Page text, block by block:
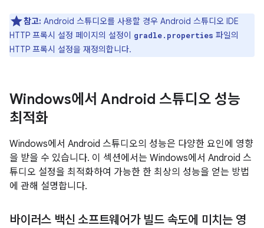
참고: Android 스튜디오를 사용할 경우 Android 스튜디오 IDE
HTTP 프록시 설정 페이지의 설정이 gradle.properties 파일의
HTTP 프록시 설정을 재정의합니다.
Windows에서 Android 스튜디오 성능
최적화
Windows에서 Android 스튜디오의 성능은 다양한 요인에 영향
을 받을 수 있습니다. 이 섹션에서는 Windows에서 Android 스
튜디오 설정을 최적화하여 가능한 한 최상의 성능을 얻는 방법
에 관해 설명합니다.
바이러스 백신 소프트웨어가 빌드 속도에 미치는 영